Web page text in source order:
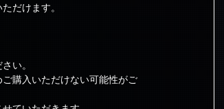
だけます。
い。
購入いただけない可能性がご